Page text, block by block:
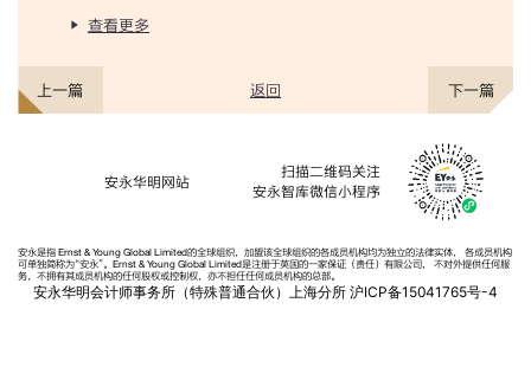
查看更多
上一篇 返回 下一篇
安永华明网站
扫描二维码关注
安永智库微信小程序
安永是指 Ernst & Young Global Limited的全球组织，加盟该全球组织的各成员机构均为独立的法律实体， 各成员机构
可单独简称为“安永”。Ernst & Young Global Limited是注册于英国的一家保证（责任）有限公司， 不对外提供任何服
务，不拥有其成员机构的任何股权或控制权，亦不担任任何成员机构的总部。
安永华明会计师事务所（特殊普通合伙）上海分所 沪ICP备15041765号-4